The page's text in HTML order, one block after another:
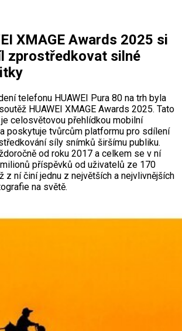
XMAGE Awards 2025 si
zprostředkovat silné
telefonu HUAWEI Pura 80 na trh byla
HUAWEI XMAGE Awards 2025. Tato
celosvětovou přehlídkou mobilní
poskytuje tvůrcům platformu pro sdílení
síly snímků širšímu publiku.
od roku 2017 a celkem se v ní
příspěvků od uživatelů ze 170
z ní činí jednu z největších a nejvlivnějších
na světě.